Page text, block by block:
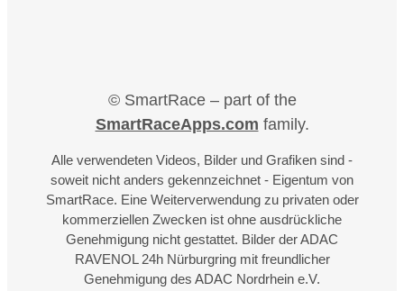
© SmartRace – part of the
SmartRaceApps.com family.
Alle verwendeten Videos, Bilder und Grafiken sind -
soweit nicht anders gekennzeichnet - Eigentum von
SmartRace. Eine Weiterverwendung zu privaten oder
kommerziellen Zwecken ist ohne ausdrückliche
Genehmigung nicht gestattet. Bilder der ADAC
RAVENOL 24h Nürburgring mit freundlicher
Genehmigung des ADAC Nordrhein e.V.